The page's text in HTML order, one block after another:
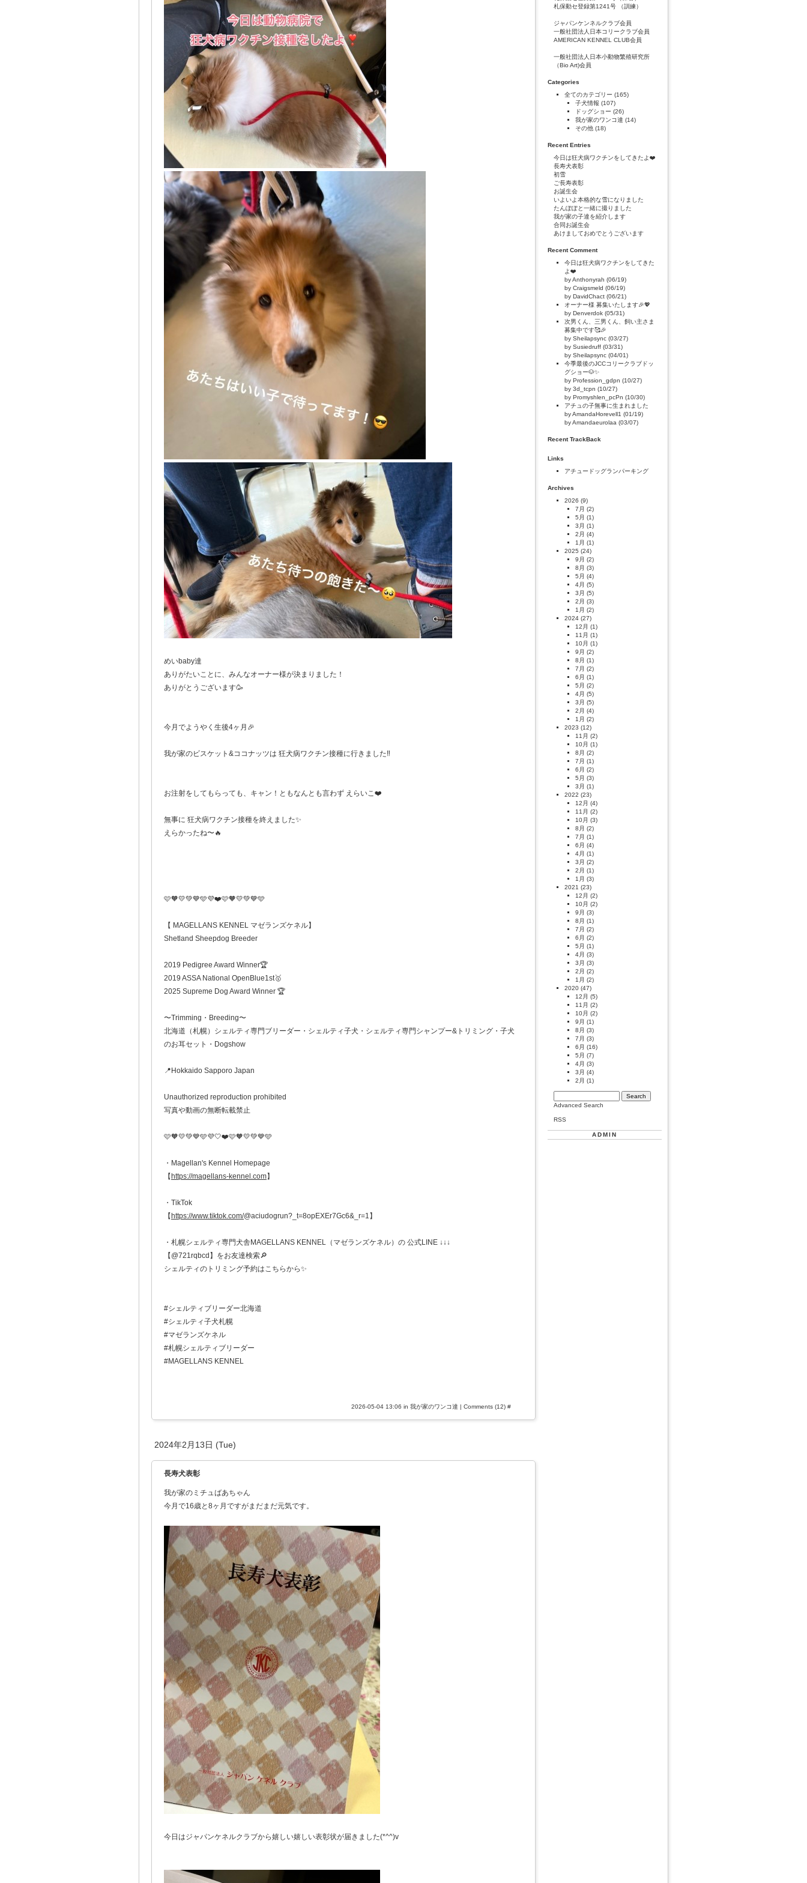
めいbaby達
ありがたいことに、みんなオーナー様が決まりました！
ありがとうございます🥳
今月でようやく生後4ヶ月🎉
我が家のビスケット&ココナッツは 狂犬病ワクチン接種に行きました‼️
お注射をしてもらっても、キャン！ともなんとも言わず えらいこ❤️
無事に 狂犬病ワクチン接種を終えました✨
えらかったね〜🔥
️🩷🧡💛💚💙🩵💜❤️🩷🧡💛💚💙🩵
【 MAGELLANS KENNEL マゼランズケネル】
Shetland Sheepdog Breeder
2019 Pedigree Award Winner🏆
2019 ASSA National OpenBlue1st🥇
2025 Supreme Dog Award Winner 🏆
〜Trimming・Breeding〜
北海道（札幌）シェルティ専門ブリーダー・シェルティ子犬・シェルティ専門シャンプー&トリミング・子犬
のお耳セット・Dogshow
📍Hokkaido Sapporo Japan
Unauthorized reproduction prohibited
写真や動画の無断転載禁止
🩷🧡💛💚💙🩵💜🤍❤️🩷🧡💛💚💙🩵
・Magellan's Kennel Homepage
【 https://magellans-kennel.com】
・TikTok
【 https://www.tiktok.com/@aciudogrun?_t=8opEXEr7Gc6&_r=1】
・札幌シェルティ専門犬舎MAGELLANS KENNEL（マゼランズケネル）の 公式LINE ↓↓↓
【@721rqbcd】をお友達検索🔎
シェルティのトリミング予約はこちらから✨
#シェルティブリーダー北海道
#シェルティ子犬札幌
#マゼランズケネル
#札幌シェルティブリーダー
#MAGELLANS KENNEL
2026-05-04 13:06 in 我が家のワンコ達 | Comments (12) #
2024年2月13日 (Tue)
長寿犬表彰
我が家のミチュばあちゃん
今月で16歳と8ヶ月ですがまだまだ元気です。
今日はジャパンケネルクラブから嬉しい嬉しい表彰状が届きました(*^^)v
札保動セ登録第1241号 （訓練）
ジャパンケンネルクラブ会員
一般社団法人日本コリークラブ会員
AMERICAN KENNEL CLUB会員
一般社団法人日本小動物繁殖研究所
（Bio Art)会員
Categories
全てのカテゴリー (165)
子犬情報 (107)
ドッグショー (26)
我が家のワンコ達 (14)
その他 (18)
Recent Entries
今日は狂犬病ワクチンをしてきたよ❤️
長寿犬表彰
初雪
ご長寿表彰
お誕生会
いよいよ本格的な雪になりました
たんぽぽと一緒に撮りました
我が家の子達を紹介します
合同お誕生会
あけましておめでとうございます
Recent Comment
今日は狂犬病ワクチンをしてきた
よ❤️
by Anthonyrah (06/19)
by Craigsmeld (06/19)
by DavidChact (06/21)
オーナー様 募集いたします🎉💖
by Denverdok (05/31)
次男くん、三男くん、飼い主さま
募集中です🥰🎉
by Sheilapsync (03/27)
by Susiedruff (03/31)
by Sheilapsync (04/01)
今季最後のJCCコリークラブドッ
グショー🐶✨
by Profession_gdpn (10/27)
by 3d_tcpn (10/27)
by Promyshlen_pcPn (10/30)
アチュの子無事に生まれました
by AmandaHorevell1 (01/19)
by Amandaeurolaa (03/07)
Recent TrackBack
Links
アチュードッグランパーキング
Archives
2026 (9)
7月 (2)
5月 (1)
3月 (1)
2月 (4)
1月 (1)
2025 (24)
9月 (2)
8月 (3)
5月 (4)
4月 (5)
3月 (5)
2月 (3)
1月 (2)
2024 (27)
12月 (1)
11月 (1)
10月 (1)
9月 (2)
8月 (1)
7月 (2)
6月 (1)
5月 (2)
4月 (5)
3月 (5)
2月 (4)
1月 (2)
2023 (12)
11月 (2)
10月 (1)
8月 (2)
7月 (1)
6月 (2)
5月 (3)
3月 (1)
2022 (23)
12月 (4)
11月 (2)
10月 (3)
8月 (2)
7月 (1)
6月 (4)
4月 (1)
3月 (2)
2月 (1)
1月 (3)
2021 (23)
12月 (2)
10月 (2)
9月 (3)
8月 (1)
7月 (2)
6月 (2)
5月 (1)
4月 (3)
3月 (3)
2月 (2)
1月 (2)
2020 (47)
12月 (5)
11月 (2)
10月 (2)
9月 (1)
8月 (3)
7月 (3)
6月 (16)
5月 (7)
4月 (3)
3月 (4)
2月 (1)
Advanced Search
RSS
ADMIN